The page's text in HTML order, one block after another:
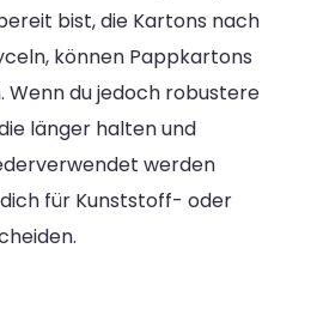
bist, die Kartons nach
können Pappkartons
Wenn du jedoch robustere
länger halten und
werden
für Kunststoff- oder